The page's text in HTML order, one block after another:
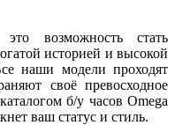
возможность стать
историей и высокой
наши модели проходят
своё превосходное
б/у часов Omega
ваш статус и стиль.